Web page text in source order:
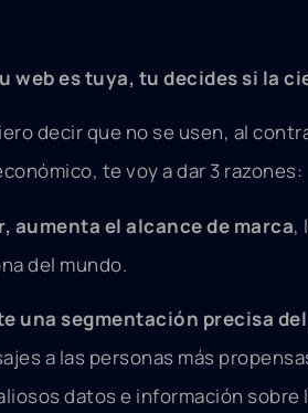
web es tuya, tu decides si la
decir que no se usen, al
te voy a dar 3 razones:
aumenta el alcance de marca,
del mundo.
una segmentación precisa
a las personas más
datos e información